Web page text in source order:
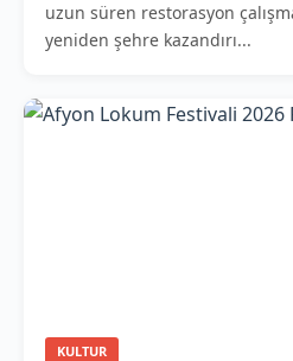
uzun süren restorasyon
yeniden şehre kazandırı...
KULTUR